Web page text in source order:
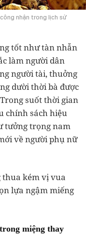
nhận trong lịch sử
tốt như tàn nhẫn
làm người dân
người tài, thuởng
dười thời bà được
suốt thời gian
chính sách hiệu
tưởng trọng nam
về người phụ nữ
thua kém vị vua
lựa ngậm miếng
miệng thay